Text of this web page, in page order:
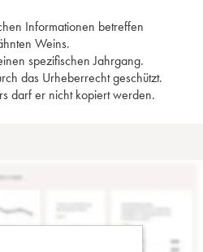
Informationen betreffen
Weins.
spezifischen Jahrgang.
das Urheberrecht geschützt.
darf er nicht kopiert werden.